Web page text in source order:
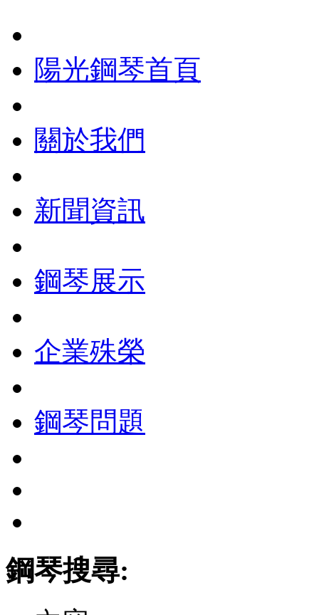
陽光鋼琴首頁
關於我們
新聞資訊
鋼琴展示
企業殊榮
鋼琴問題
鋼琴搜尋: